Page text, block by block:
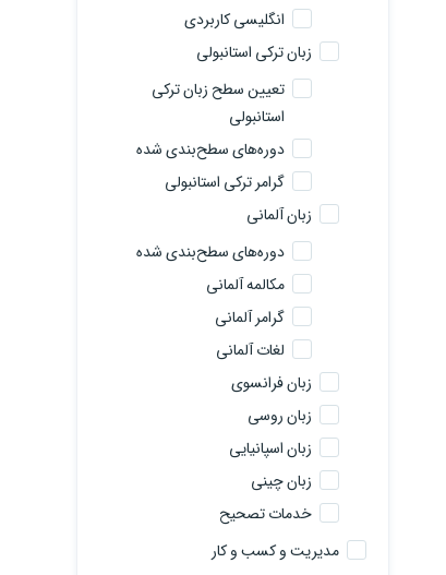
انگلیسی کاربردی
زبان ترکی استانبولی
تعیین سطح زبان ترکی
استانبولی
دوره‌های سطح‌بندی شده
گرامر ترکی استانبولی
زبان آلمانی
دوره‌های سطح‌بندی شده
مکالمه آلمانی
گرامر آلمانی
لغات آلمانی
زبان فرانسوی
زبان روسی
زبان اسپانیایی
زبان چینی
خدمات تصحیح
مدیریت و کسب و کار